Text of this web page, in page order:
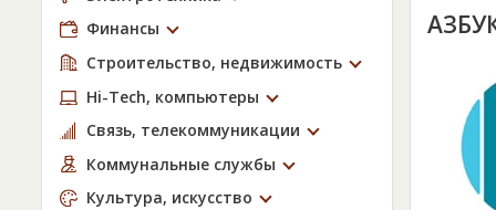
Финансы
Строительство, недвижимость
Hi-Tech, компьютеры
Связь, телекоммуникации
Коммунальные службы
Культура, искусство